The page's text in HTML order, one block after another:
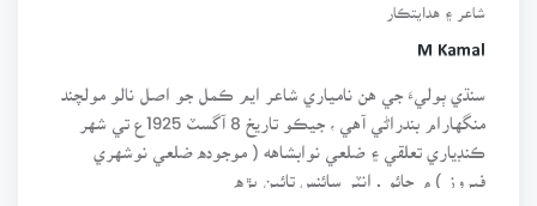
شاعر ۽ هدايتڪار
M Kamal
سنڌي ٻوليءَ جي هن نامياري شاعر ايم ڪمل جو اصل نالو مولچند
ڪنڊياري تعلقي ۽ ضلعي نوابشاهه ( موجوده ضلعي نوشهري
فيروز ) ۾ ڄائو . انٽر سائنس تائين پڙه